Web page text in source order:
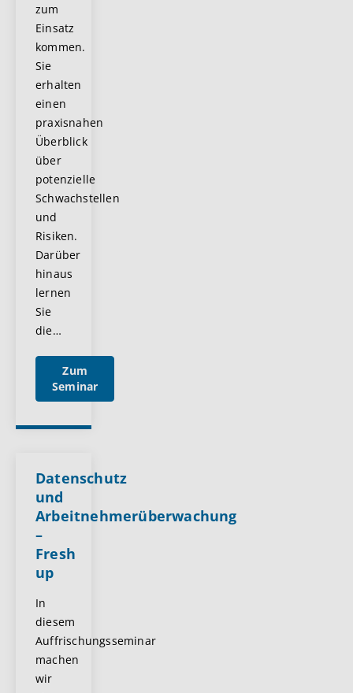
zum
Einsatz
kommen.
Sie
erhalten
einen
praxisnahen
Überblick
über
potenzielle
Schwachstellen
und
Risiken.
Darüber
hinaus
lernen
Sie
die…
Zum
Seminar
Datenschutz
und
Arbeitnehmerüberwachung
–
Fresh
up
In
diesem
Auffrischungsseminar
machen
wir